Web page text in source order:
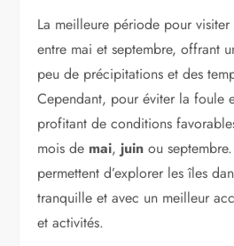
La meilleure période pour visiter
entre mai et septembre, offrant
peu de précipitations et des
Cependant, pour éviter la foule
profitant de conditions
mois de mai,juin ou
permettent d’explorer les îles
tranquille et avec un meilleur
et activités.